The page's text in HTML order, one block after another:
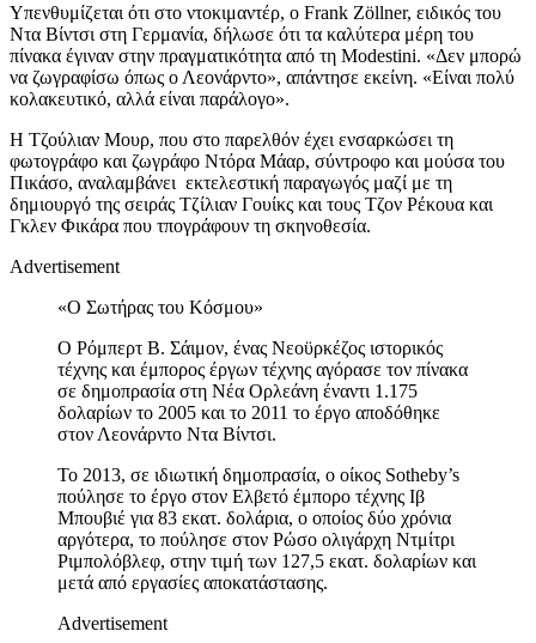
Υπενθυμίζεται ότι στο ντοκιμαντέρ, ο Frank Zöllner, ειδικός του
Ντα Βίντσι στη Γερμανία, δήλωσε ότι τα καλύτερα μέρη του
πίνακα έγιναν στην πραγματικότητα από τη Modestini. «Δεν μπορώ
να ζωγραφίσω όπως ο Λεονάρντο», απάντησε εκείνη. «Είναι πολύ
κολακευτικό, αλλά είναι παράλογο».
Η Τζούλιαν Μουρ, που στο παρελθόν έχει ενσαρκώσει τη
φωτογράφο και ζωγράφο Ντόρα Μάαρ, σύντροφο και μούσα του
Πικάσο, αναλαμβάνει εκτελεστική παραγωγός μαζί με τη
δημιουργό της σειράς Τζίλιαν Γουίκς και τους Τζον Ρέκουα και
Γκλεν Φικάρα που τπογράφουν τη σκηνοθεσία.
Advertisement
«Ο Σωτήρας του Κόσμου»
Ο Ρόμπερτ Β. Σάιμον, ένας Νεοϋρκέζος ιστορικός
τέχνης και έμπορος έργων τέχνης αγόρασε τον πίνακα
σε δημοπρασία στη Νέα Ορλεάνη έναντι 1.175
δολαρίων το 2005 και το 2011 το έργο αποδόθηκε
στον Λεονάρντο Ντα Βίντσι.
Το 2013, σε ιδιωτική δημοπρασία, ο οίκος Sotheby’s
πούλησε το έργο στον Ελβετό έμπορο τέχνης Ιβ
Μπουβιέ για 83 εκατ. δολάρια, ο οποίος δύο χρόνια
αργότερα, το πούλησε στον Ρώσο ολιγάρχη Ντμίτρι
Ριμπολόβλεφ, στην τιμή των 127,5 εκατ. δολαρίων και
μετά από εργασίες αποκατάστασης.
Advertisement